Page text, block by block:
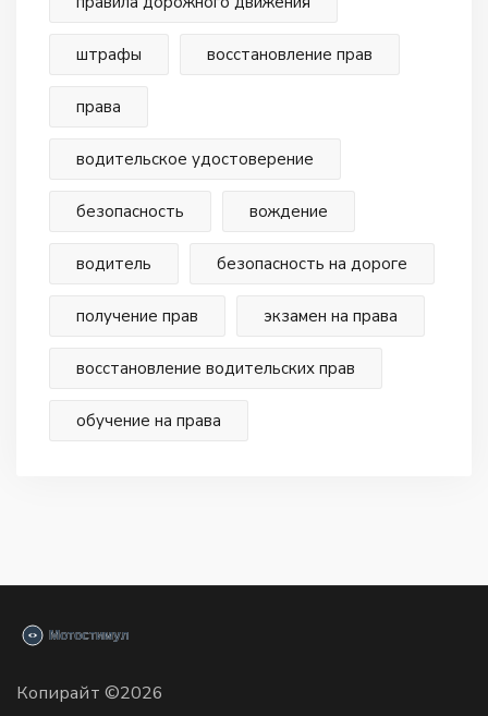
штрафы восстановление прав
права
водительское удостоверение
безопасность вождение
водитель безопасность на дороге
получение прав экзамен на права
восстановление водительских прав
обучение на права
Копирайт ©2026